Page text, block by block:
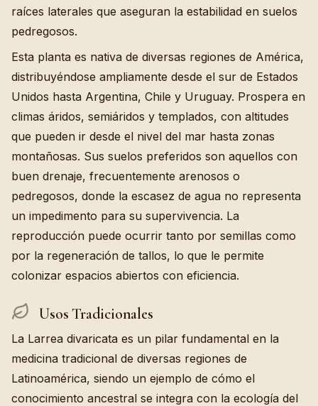
raíces laterales que aseguran la estabilidad en suelos
pedregosos.
Esta planta es nativa de diversas regiones de América,
distribuyéndose ampliamente desde el sur de Estados
Unidos hasta Argentina, Chile y Uruguay. Prospera en
climas áridos, semiáridos y templados, con altitudes
que pueden ir desde el nivel del mar hasta zonas
montañosas. Sus suelos preferidos son aquellos con
buen drenaje, frecuentemente arenosos o
pedregosos, donde la escasez de agua no representa
un impedimento para su supervivencia. La
reproducción puede ocurrir tanto por semillas como
por la regeneración de tallos, lo que le permite
colonizar espacios abiertos con eficiencia.
Usos Tradicionales
La Larrea divaricata es un pilar fundamental en la
medicina tradicional de diversas regiones de
Latinoamérica, siendo un ejemplo de cómo el
conocimiento ancestral se integra con la ecología del